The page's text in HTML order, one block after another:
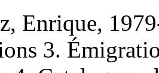
Enrique,
3.